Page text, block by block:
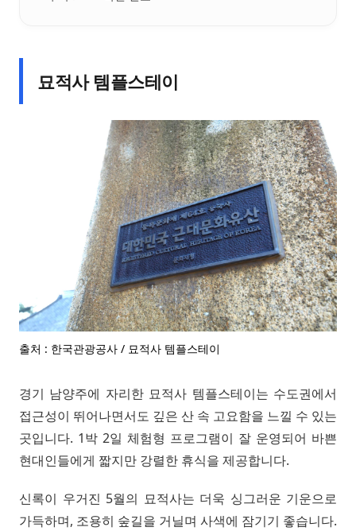
묘적사 템플스테이
출처 : 한국관광공사 / 묘적사 템플스테이
경기 남양주에 자리한 묘적사 템플스테이는 수도권에서
접근성이 뛰어나면서도 깊은 산 속 고요함을 느낄 수 있는
곳입니다. 1박 2일 체험형 프로그램이 잘 운영되어 바쁜
현대인들에게 짧지만 강렬한 휴식을 제공합니다.
신록이 우거진 5월의 묘적사는 더욱 싱그러운 기운으로
가득하며, 조용히 숲길을 거닐며 사색에 잠기기 좋습니다.